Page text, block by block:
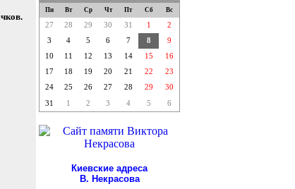
Пн Вт Ср Чт Пт Сб Вс
27 28 29 30 31 1
2
3
4 5 6 7 8
9
10
11 12 13 14 15
16
17
18 19 20 21 22
23
24
25 26 27 28 29 30
31 1 2 3 4 5 6
Киевские адреса
В. Некрасова